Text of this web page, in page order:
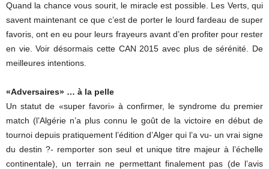
Quand la chance vous sourit, le miracle est possible. Les Verts, qui
savent maintenant ce que c’est de porter le lourd fardeau de super
favoris, ont en eu pour leurs frayeurs avant d’en profiter pour rester
en vie. Voir désormais cette CAN 2015 avec plus de sérénité. De
meilleures intentions.
«Adversaires» … à la pelle
Un statut de «super favori» à confirmer, le syndrome du premier
match (l’Algérie n’a plus connu le goût de la victoire en début de
tournoi depuis pratiquement l’édition d’Alger qui l’a vu- un vrai signe
du destin ?- remporter son seul et unique titre majeur à l’échelle
continentale), un terrain ne permettant finalement pas (de l’avis